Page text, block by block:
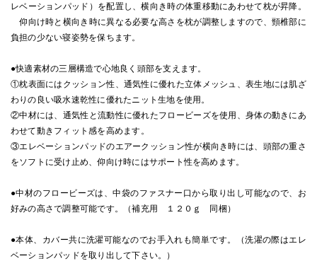
レベーションパッド）を配置し、横向き時の体重移動にあわせて枕が昇降。
仰向け時と横向き時に異なる必要な高さを枕が調整しますので、頸椎部に
負担の少ない寝姿勢を保ちます。
●快適素材の三層構造で心地良く頭部を支えます。
①枕表面にはクッション性、通気性に優れた立体メッシュ、表生地には肌ざ
わりの良い吸水速乾性に優れたニット生地を使用。
②中材には、通気性と流動性に優れたフロービーズを使用、身体の動きにあ
わせて動きフィット感を高めます。
③エレベーションパッドのエアークッション性が横向き時には、頭部の重さ
をソフトに受け止め、仰向け時にはサポート性を高めます。
●中材のフロービーズは、中袋のファスナー口から取り出し可能なので、お
好みの高さで調整可能です。（補充用 １２０ｇ 同梱）
●本体、カバー共に洗濯可能なのでお手入れも簡単です。（洗濯の際はエレ
ベーションパッドを取り出して下さい。）